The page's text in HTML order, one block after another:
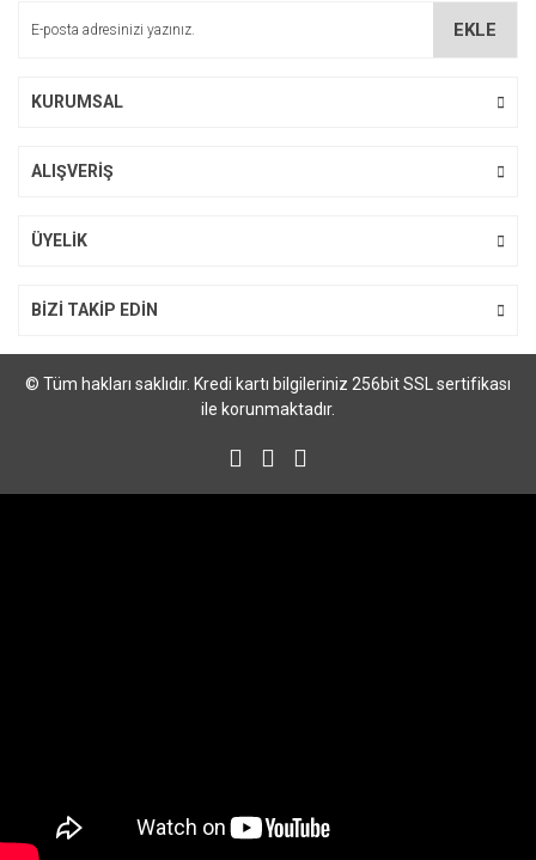
EKLE
KURUMSAL
ALIŞVERİŞ
ÜYELİK
BİZİ TAKİP EDİN
© Tüm hakları saklıdır. Kredi kartı bilgileriniz 256bit SSL sertifikası
ile korunmaktadır.